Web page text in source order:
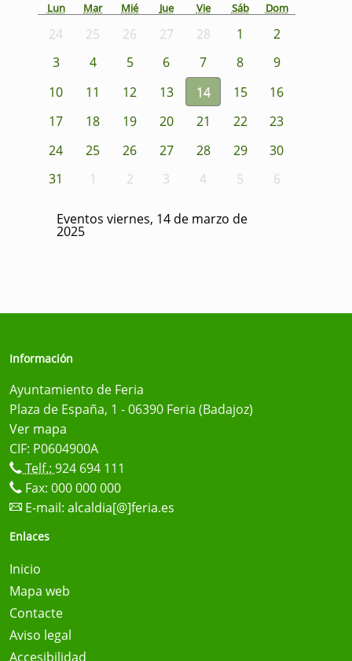
Lun Mar Mié Jue Vie Sáb Dom
24 25 26 27 28 1
2
3
4 5 6 7 8
9
10
11 12 13 14 15
16
17
18 19 20 21 22
23
24
25 26 27 28 29
30
31
1 2 3 4 5 6
Eventos viernes, 14 de marzo de
2025
Información
Ayuntamiento de Feria
Plaza de España, 1 - 06390 Feria (Badajoz)
Ver mapa
CIF: P0604900A
Telf.: 924 694 111
Fax: 000 000 000
E-mail: alcaldia[@]feria.es
Enlaces
Inicio
Mapa web
Contacte
Aviso legal
Accesibilidad